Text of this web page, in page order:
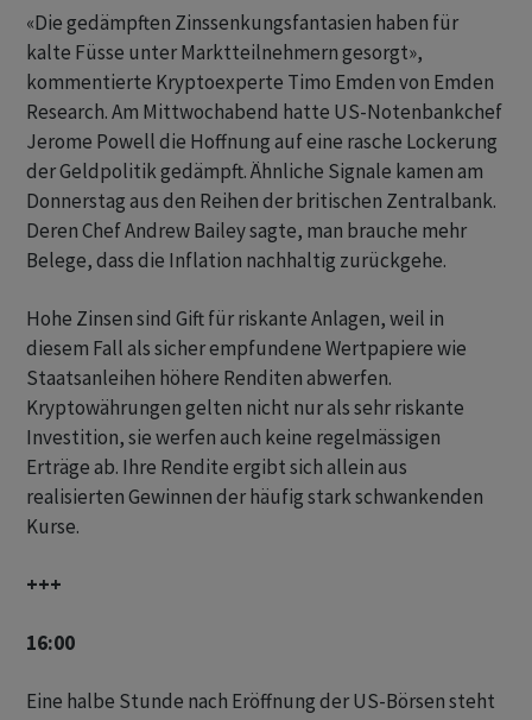
«Die gedämpften Zinssenkungsfantasien haben für
kalte Füsse unter Marktteilnehmern gesorgt»,
kommentierte Kryptoexperte Timo Emden von Emden
Research. Am Mittwochabend hatte US-Notenbankchef
Jerome Powell die Hoffnung auf eine rasche Lockerung
der Geldpolitik gedämpft. Ähnliche Signale kamen am
Donnerstag aus den Reihen der britischen Zentralbank.
Deren Chef Andrew Bailey sagte, man brauche mehr
Belege, dass die Inflation nachhaltig zurückgehe.
Hohe Zinsen sind Gift für riskante Anlagen, weil in
diesem Fall als sicher empfundene Wertpapiere wie
Staatsanleihen höhere Renditen abwerfen.
Kryptowährungen gelten nicht nur als sehr riskante
Investition, sie werfen auch keine regelmässigen
Erträge ab. Ihre Rendite ergibt sich allein aus
realisierten Gewinnen der häufig stark schwankenden
Kurse.
+++
16:00
Eine halbe Stunde nach Eröffnung der US-Börsen steht